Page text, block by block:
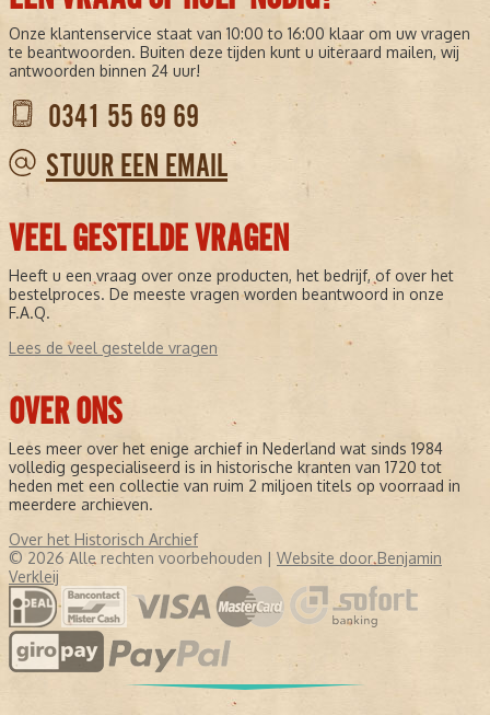
Onze klantenservice staat van 10:00 to 16:00 klaar om uw vragen
te beantwoorden. Buiten deze tijden kunt u uiteraard mailen, wij
antwoorden binnen 24 uur!
0341 55 69 69
STUUR EEN EMAIL
VEEL GESTELDE VRAGEN
Heeft u een vraag over onze producten, het bedrijf, of over het
bestelproces. De meeste vragen worden beantwoord in onze
F.A.Q.
Lees de veel gestelde vragen
OVER ONS
Lees meer over het enige archief in Nederland wat sinds 1984
volledig gespecialiseerd is in historische kranten van 1720 tot
heden met een collectie van ruim 2 miljoen titels op voorraad in
meerdere archieven.
Over het Historisch Archief
© 2026 Alle rechten voorbehouden | Website door Benjamin
Verkleij